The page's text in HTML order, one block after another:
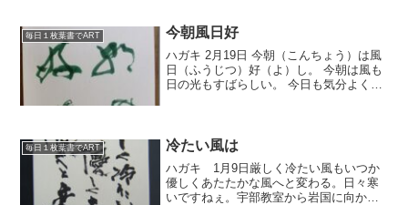
ぁんか...
毎日１枚葉書でART 今朝風日好
ハガキ 2月19日 今朝（こんちょう）は風
日（ふうじつ）好（よ）し。 今朝は風も
日の光もすばらしい。 今日も気分よく一
毎日１枚葉書でART 冷たい風は
ハガキ 1月9日厳しく冷たい風もいつか
優しくあたたかな風へと変わる。日々寒
いですねぇ。宇部教室から岩国に向かう